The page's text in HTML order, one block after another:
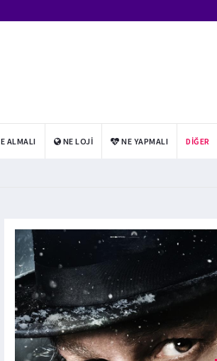
ALMALI NE LOJI NE YAPMALI DIĞER